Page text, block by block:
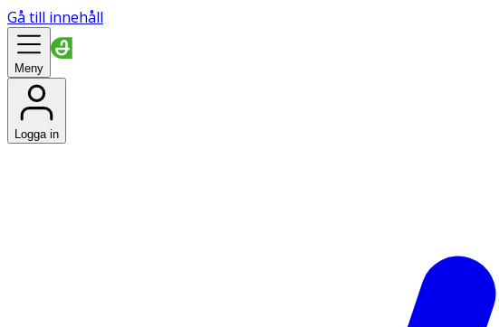
Gå till innehåll
Meny
Logga in